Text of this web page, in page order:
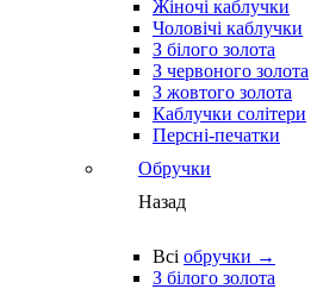
Жіночі каблучки
Чоловічі каблучки
З білого золота
З червоного золота
З жовтого золота
Каблучки солітери
Персні-печатки
Обручки
Назад
Всі обручки →
З білого золота